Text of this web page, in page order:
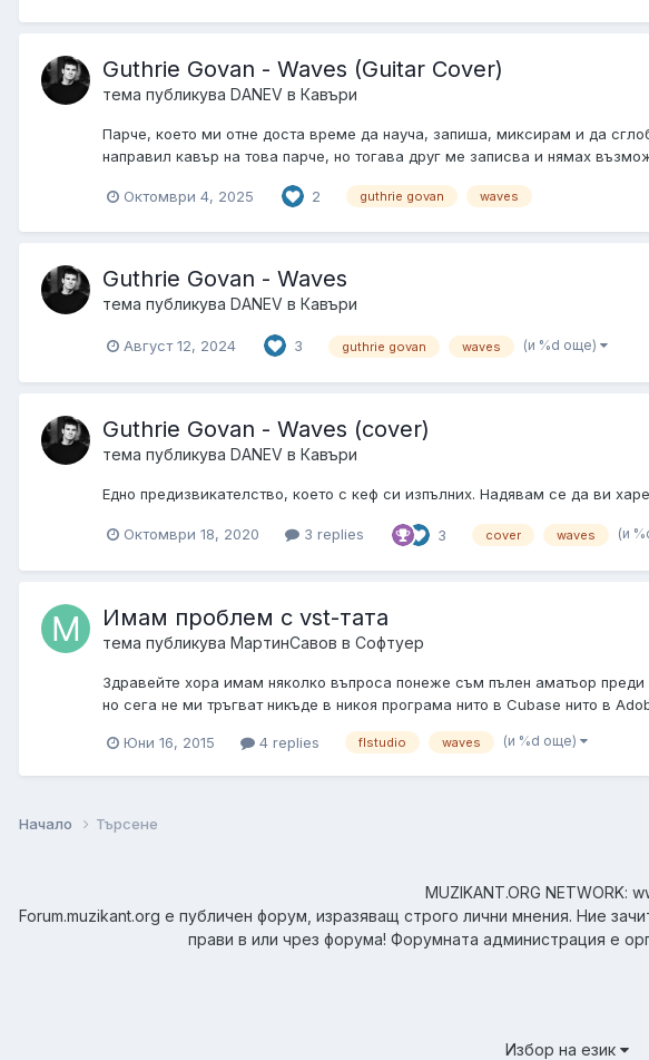
Guthrie Govan - Waves (Guitar Cover)
тема публикува DANEV в Кавъри
Парче, което ми отне доста време да науча, запиша, миксирам и да
направил кавър на това парче, но тогава друг ме записва и нямах
Октомври 4, 2025 2 guthrie govan waves
Guthrie Govan - Waves
тема публикува DANEV в Кавъри
Август 12, 2024 3 guthrie govan waves (и %d още)
Guthrie Govan - Waves (cover)
тема публикува DANEV в Кавъри
Едно предизвикателство, което с кеф си изпълних. Надявам се да ви
Октомври 18, 2020 3 replies 3 cover waves (и
Имам проблем с vst-тата
тема публикува МартинСавов в Софтуер
Здравейте хора имам няколко въпроса понеже съм пълен аматьор
но сега не ми тръгват никъде в никоя програма нито в Cubase нито в
Юни 16, 2015 4 replies flstudio waves (и %d още)
Начало Търсене
MUZIKANT.ORG NETWORK:
Forum.muzikant.org е публичен форум, изразяващ строго лични мнения. Ние
прави в или чрез форума! Форумната администрация е
Избор на език